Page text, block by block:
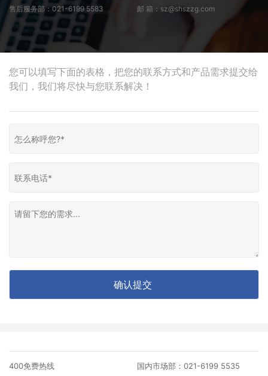
售后服务部：021-6199 5583
邮 箱：sz@shszzg.com
您可以填写下面的表格，把您的联系方式和产品需求提交给
我们，我们将尽快与您联系解决！
400免费热线
国内市场部：021-6199 5535